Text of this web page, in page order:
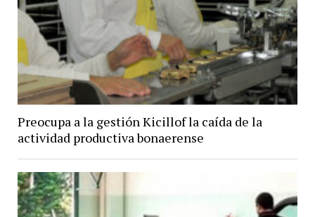
Preocupa a la gestión Kicillof la caída de la
actividad productiva bonaerense